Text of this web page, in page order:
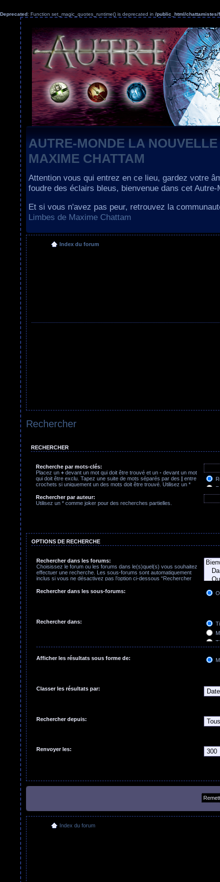
Deprecated: Function set_magic_quotes_runtime() is deprecated in /public_html/chattamistes/
AUTRE-MONDE LA
MAXIME CHATTAM
Attention vous qui entrez en ce lieu, gardez votre
foudre des éclairs bleus, bienvenue dans cet Autre-
Et si vous n'avez pas peur, retrouvez la
Limbes de Maxime Chattam
Index du forum
Rechercher
RECHERCHER
Recherche par mots-clés:
Placez un +devant un mot qui doit être trouvé et un -devant un mot
qui doit être exclu. Tapez une suite de mots séparés par des |entre
crochets si uniquement un des mots doit être trouvé. Utilisez un *
Rechercher par auteur:
Utilisez un * comme joker pour des recherches partielles.
OPTIONS DE RECHERCHE
Rechercher dans les forums:
Choisissez le forum ou les forums dans le(s)quel(s) vous souhaitez
effectuer une recherche. Les sous-forums sont automatiquement
inclus si vous ne désactivez pas l’option ci-dessous “Rechercher
Rechercher dans les sous-forums:
Rechercher dans:
Afficher les résultats sous forme de:
Classer les résultats par:
Rechercher depuis:
Renvoyer les:
Index du forum